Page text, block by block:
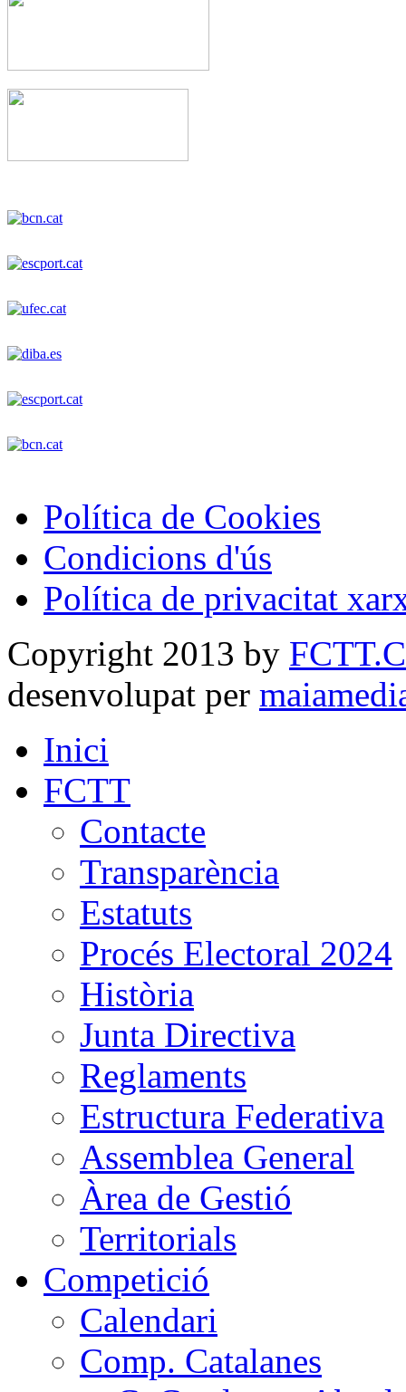
Política de Cookies
Condicions d'ús
Política de privacitat
Copyright 2013 by
desenvolupat per
Inici
FCTT
Contacte
Transparència
Estatuts
Procés Electoral 2024
Història
Junta Directiva
Reglaments
Estructura Federativa
Assemblea General
Àrea de Gestió
Territorials
Competició
Calendari
Comp. Catalanes